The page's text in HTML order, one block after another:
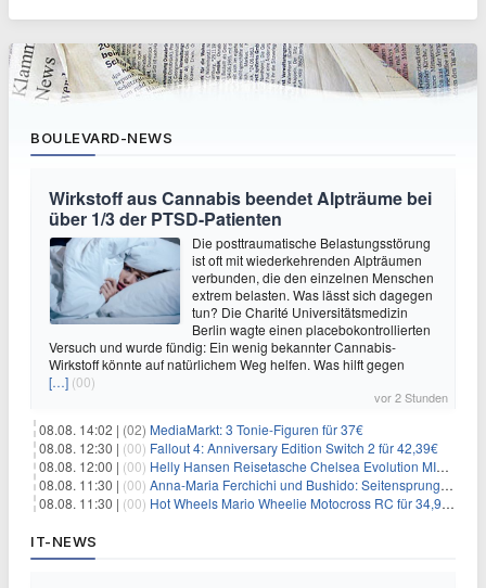
BOULEVARD-NEWS
Wirkstoff aus Cannabis beendet Alpträume bei
über 1/3 der PTSD-Patienten
Die posttraumatische Belastungsstörung
ist oft mit wiederkehrenden Alpträumen
verbunden, die den einzelnen Menschen
extrem belasten. Was lässt sich dagegen
tun? Die Charité Universitätsmedizin
Berlin wagte einen placebokontrollierten
Versuch und wurde fündig: Ein wenig bekannter Cannabis-
Wirkstoff könnte auf natürlichem Weg helfen. Was hilft gegen
[…] (00)
vor 2 Stunden
08.08. 14:02 | (02) MediaMarkt: 3 Tonie-Figuren für 37€
08.08. 12:30 | (00) Fallout 4: Anniversary Edition Switch 2 für 42,39€
08.08. 12:00 | (00) Helly Hansen Reisetasche Chelsea Evolution MID 54L für 29,99€
08.08. 11:30 | (00) Anna-Maria Ferchichi und Bushido: Seitensprung wäre kein Trennungsgrund
08.08. 11:30 | (00) Hot Wheels Mario Wheelie Motocross RC für 34,99€
IT-NEWS